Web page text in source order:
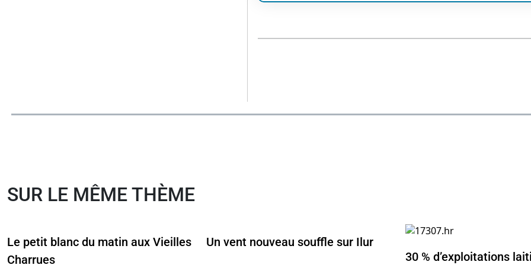
SUR LE MÊME THÈME
Le petit blanc du matin aux Vieilles
Charrues
Un vent nouveau souffle sur Ilur
30 % d’exploitations